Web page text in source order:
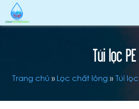
Túi lọc PE
Trang chủ » Lọc chất lỏng » Túi